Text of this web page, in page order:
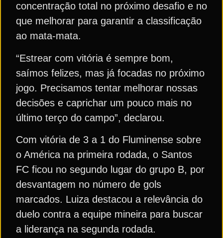
concentração total no próximo desafio e no
que melhorar para garantir a classificação
ao mata-mata.
“Estrear com vitória é sempre bom,
saímos felizes, mas já focadas no próximo
jogo. Precisamos tentar melhorar nossas
decisões e caprichar um pouco mais no
último terço do campo”, declarou.
Com vitória de 3 a 1 do Fluminense sobre
o América na primeira rodada, o Santos
FC ficou no segundo lugar do grupo B, por
desvantagem no número de gols
marcados. Luiza destacou a relevância do
duelo contra a equipe mineira para buscar
a liderança na segunda rodada.